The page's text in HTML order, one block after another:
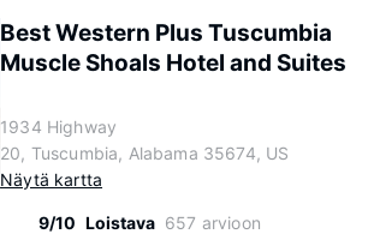
Best Western Plus Tuscumbia
Muscle Shoals Hotel and Suites
1934 Highway
20, Tuscumbia, Alabama 35674, US
Näytä kartta
9/10 Loistava 657 arvioon